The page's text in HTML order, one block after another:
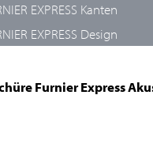
EXPRESS Kanten
EXPRESS Design
Furnier Express